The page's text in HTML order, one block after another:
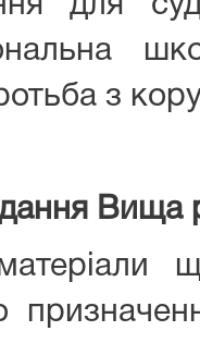
для
з
Вища